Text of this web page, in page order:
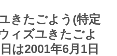
きたごよう(特定
ィズユきたごよ
は2001年6月1日